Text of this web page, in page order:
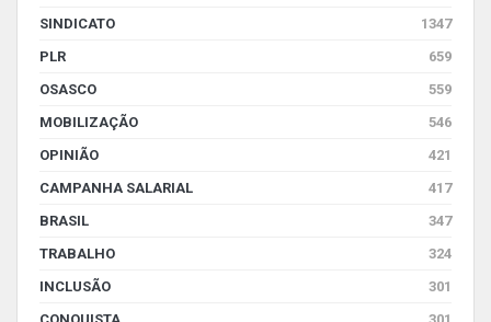
SINDICATO
1347
PLR
659
OSASCO
559
MOBILIZAÇÃO
546
OPINIÃO
421
CAMPANHA SALARIAL
417
BRASIL
347
TRABALHO
324
INCLUSÃO
301